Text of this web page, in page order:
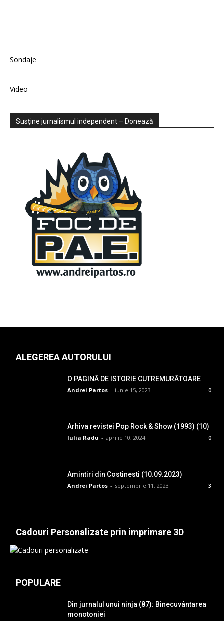
Sondaje
Video
Susține jurnalismul independent – Donează
ALEGEREA AUTORULUI
O PAGINĂ DE ISTORIE CUTREMURĂTOARE
Andrei Partos - iunie 15, 2023 0
Arhiva revistei Pop Rock & Show (1993) (10)
Iulia Radu - aprilie 10, 2024 0
Amintiri din Costinesti (10.09.2023)
Andrei Partos - septembrie 11, 2023 3
Cadouri Personalizate prin imprimare 3D
POPULARE
Din jurnalul unui ninja (87): Binecuvântarea
monotoniei